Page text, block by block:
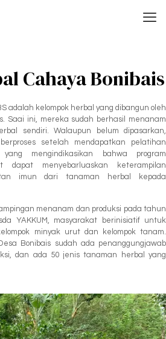
Cahaya Bonibais
adalah kelompok herbal yang dibangun oleh
Saai ini, mereka sudah berhasil menanam
sendiri. Walaupun belum dipasarkan,
setelah mendapatkan pelatihan
mengindikasikan bahwa program
dapat menyebarluaskan keterampilan
imun dari tanaman herbal kepada
menanam dan produksi pada tahun
YAKKUM, masyarakat berinisiatif untuk
minyak urut dan kelompok tanam.
Bonibais sudah ada penanggungjawab
dan ada 50 jenis tanaman herbal yang